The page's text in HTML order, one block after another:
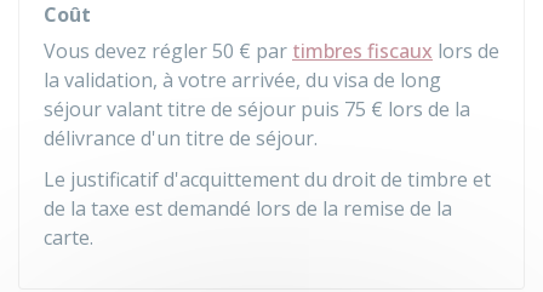
Coût
Vous devez régler50 € par timbres fiscaux lors de
la validation, à votre arrivée, du visa de long
séjour valant titre de séjour puis 75 € lors de la
délivrance d'un titre de séjour.
Le justificatif d'acquittement du droit de timbre et
de la taxe est demandé lors de la remise de la
carte.